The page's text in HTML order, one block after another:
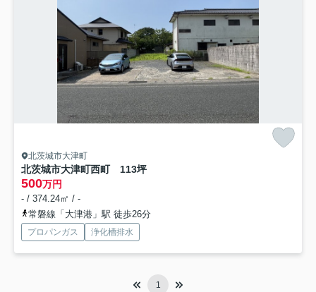
北茨城市大津町
北茨城市大津町西町 113坪
500万円
- / 374.24㎡ / -
常磐線「大津港」駅 徒歩26分
プロパンガス 浄化槽排水
1